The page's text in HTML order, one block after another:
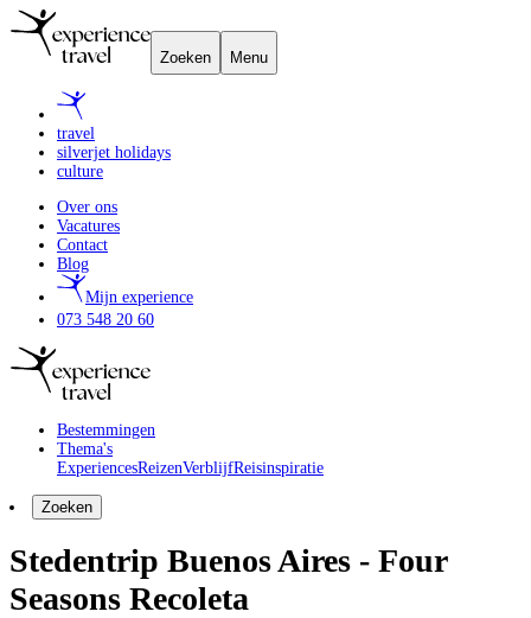
Zoeken Menu
travel
silverjet holidays
culture
Over ons
Vacatures
Contact
Blog
Mijn experience
073 548 20 60
Bestemmingen
Thema's
ExperiencesReizenVerblijfReisinspiratie
Zoeken
Stedentrip Buenos Aires - Four
Seasons Recoleta